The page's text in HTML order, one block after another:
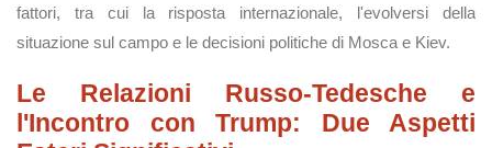
fattori, tra cui la risposta internazionale, l'evolversi della
situazione sul campo e le decisioni politiche di Mosca e Kiev.
Le Relazioni Russo-Tedesche e
l'Incontro con Trump: Due Aspetti